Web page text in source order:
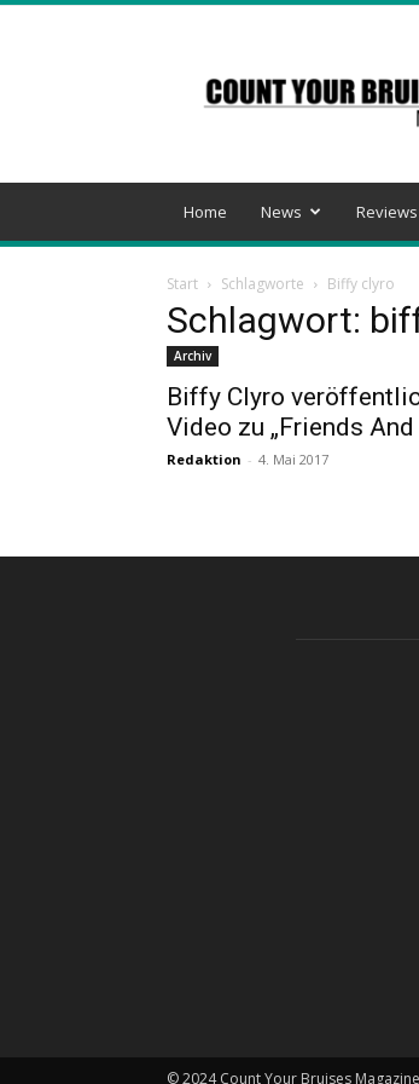
Your
Home News Reviews
Start Schlagworte Biffy clyro
Schlagwort:
Archiv
Biffy Clyro
Video zu „Friends And
Redaktion - 4. Mai 2017
© 2024 Count Your Bruises Magazine